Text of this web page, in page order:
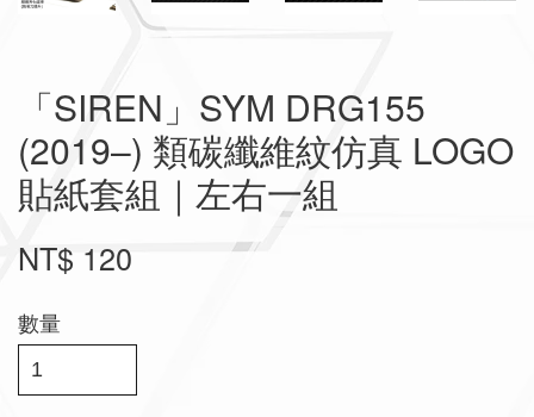
「SIREN」SYM DRG155
(2019–) 類碳纖維紋仿真 LOGO
貼紙套組｜左右一組
NT$ 120
數量